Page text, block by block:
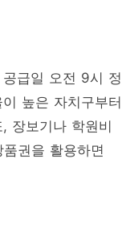
급일 오전 9시 정
높은 자치구부터
장보기나 학원비
권을 활용하면